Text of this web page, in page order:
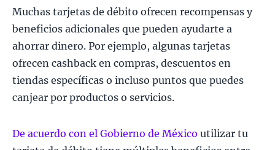
Muchas tarjetas de débito ofrecen recompensas y
beneficios adicionales que pueden ayudarte a
ahorrar dinero. Por ejemplo, algunas tarjetas
ofrecen cashback en compras, descuentos en
tiendas específicas o incluso puntos que puedes
canjear por productos o servicios.
De acuerdo con el Gobierno de México utilizar tu